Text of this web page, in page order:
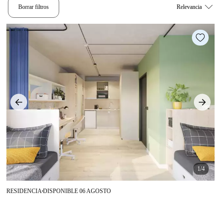
Borrar filtros
1/4
RESIDENCIA ■DISPONIBLE 06 AGOSTO